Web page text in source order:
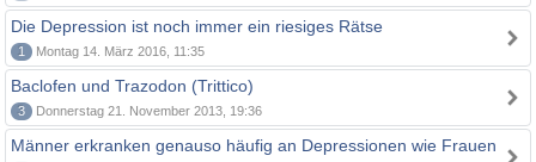
Die Depression ist noch immer ein riesiges Rätse
1 Montag 14. März 2016, 11:35
Baclofen und Trazodon (Trittico)
3 Donnerstag 21. November 2013, 19:36
Männer erkranken genauso häufig an Depressionen wie Frauen